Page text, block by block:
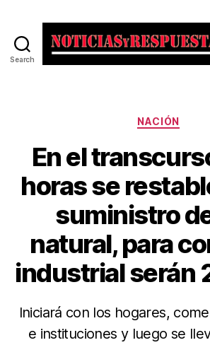
Search
NACIÓN
En el
horas se
suministro
natural, para
industrial serán
Iniciará con los hogares,
e instituciones y luego se